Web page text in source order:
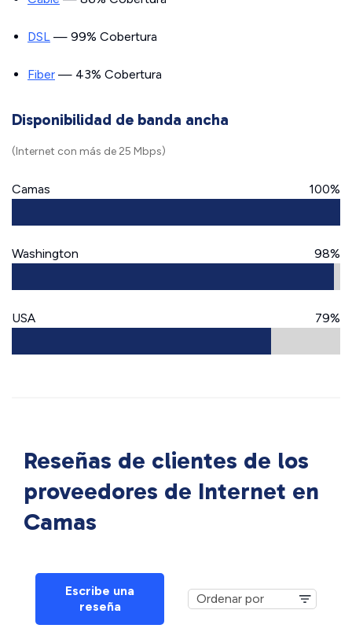
DSL — 99% Cobertura
Fiber — 43% Cobertura
Disponibilidad de banda ancha
(Internet con más de 25 Mbps)
Camas 100%
Washington 98%
USA 79%
Reseñas de clientes de los
proveedores de Internet en
Camas
Escribe una
reseña